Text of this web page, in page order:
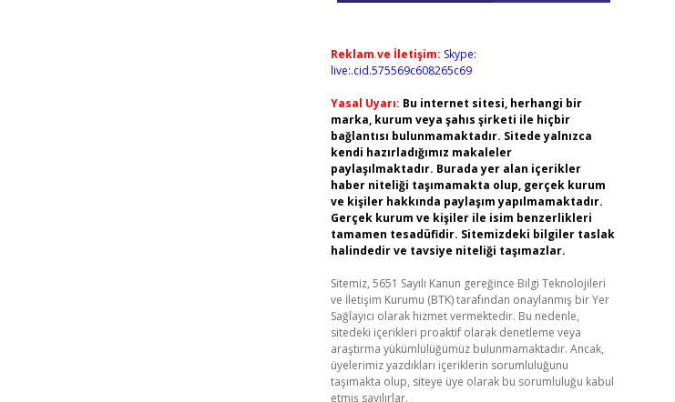
Reklam ve İletişim: Skype:
live:.cid.575569c608265c69
Yasal Uyarı: Bu internet sitesi, herhangi bir
marka, kurum veya şahıs şirketi ile hiçbir
bağlantısı bulunmamaktadır. Sitede yalnızca
kendi hazırladığımız makaleler
paylaşılmaktadır. Burada yer alan içerikler
haber niteliği taşımamakta olup, gerçek kurum
ve kişiler hakkında paylaşım yapılmamaktadır.
Gerçek kurum ve kişiler ile isim benzerlikleri
tamamen tesadüfidir. Sitemizdeki bilgiler taslak
halindedir ve tavsiye niteliği taşımazlar.
Sitemiz, 5651 Sayılı Kanun gereğince Bilgi Teknolojileri
ve İletişim Kurumu (BTK) tarafından onaylanmış bir Yer
Sağlayıcı olarak hizmet vermektedir. Bu nedenle,
sitedeki içerikleri proaktif olarak denetleme veya
araştırma yükümlülüğümüz bulunmamaktadır. Ancak,
üyelerimiz yazdıkları içeriklerin sorumluluğunu
taşımakta olup, siteye üye olarak bu sorumluluğu kabul
etmiş sayılırlar.